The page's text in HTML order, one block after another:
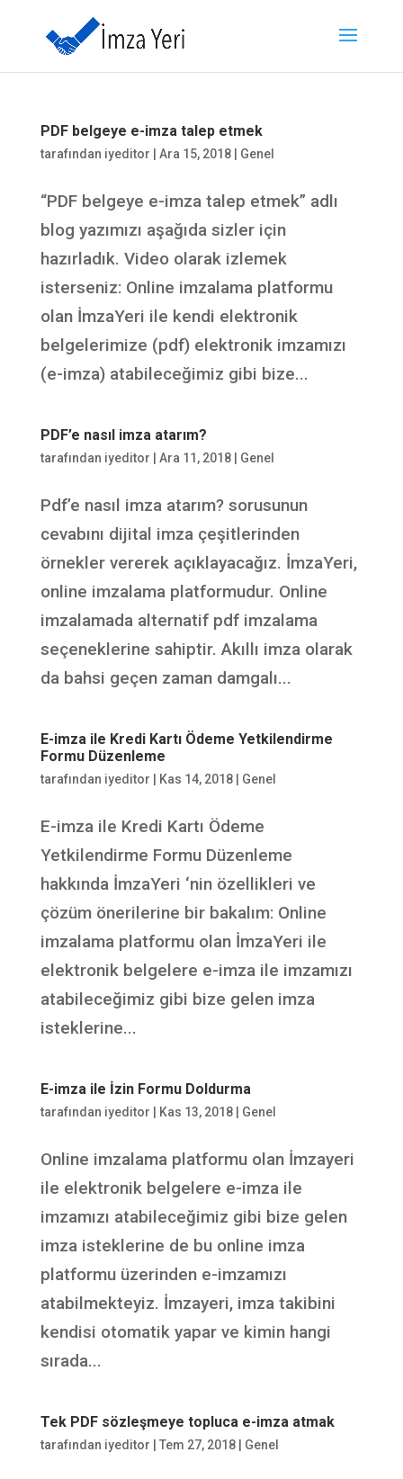
PDF belgeye e-imza talep etmek
tarafından iyeditor Ara 15, 2018| Genel
“PDF belgeye e-imza talep etmek” adlı
blog yazımızı aşağıda sizler için
hazırladık. Video olarak izlemek
isterseniz: Online imzalama platformu
olan İmzaYeri ile kendi elektronik
belgelerimize (pdf) elektronik imzamızı
(e-imza) atabileceğimiz gibi bize...
PDF’e nasıl imza atarım?
tarafından iyeditor Ara 11, 2018| Genel
Pdf’e nasıl imza atarım? sorusunun
cevabını dijital imza çeşitlerinden
örnekler vererek açıklayacağız. İmzaYeri,
online imzalama platformudur. Online
imzalamada alternatif pdf imzalama
seçeneklerine sahiptir. Akıllı imza olarak
da bahsi geçen zaman damgalı...
E-imza ile Kredi Kartı Ödeme Yetkilendirme
Formu Düzenleme
tarafından iyeditor Kas 14, 2018| Genel
E-imza ile Kredi Kartı Ödeme
Yetkilendirme Formu Düzenleme
hakkında İmzaYeri ‘nin özellikleri ve
çözüm önerilerine bir bakalım: Online
imzalama platformu olan İmzaYeri ile
elektronik belgelere e-imza ile imzamızı
atabileceğimiz gibi bize gelen imza
isteklerine...
E-imza ile İzin Formu Doldurma
tarafından iyeditor Kas 13, 2018| Genel
Online imzalama platformu olan İmzayeri
ile elektronik belgelere e-imza ile
imzamızı atabileceğimiz gibi bize gelen
imza isteklerine de bu online imza
platformu üzerinden e-imzamızı
atabilmekteyiz. İmzayeri, imza takibini
kendisi otomatik yapar ve kimin hangi
sırada...
Tek PDF sözleşmeye topluca e-imza atmak
tarafından iyeditor Tem 27, 2018| Genel